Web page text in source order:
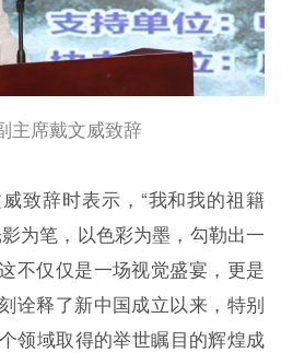
主席戴文威致辞
致辞时表示，“我和我的祖籍
为笔，以色彩为墨，勾勒出一
不仅仅是一场视觉盛宴，更是
诠释了新中国成立以来，特别
领域取得的举世瞩目的辉煌成